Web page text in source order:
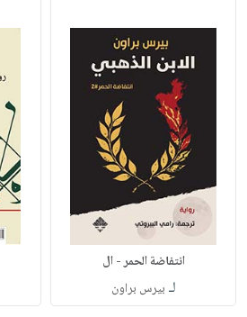
انتفاضة الحمر - ال
لـ بيرس براون